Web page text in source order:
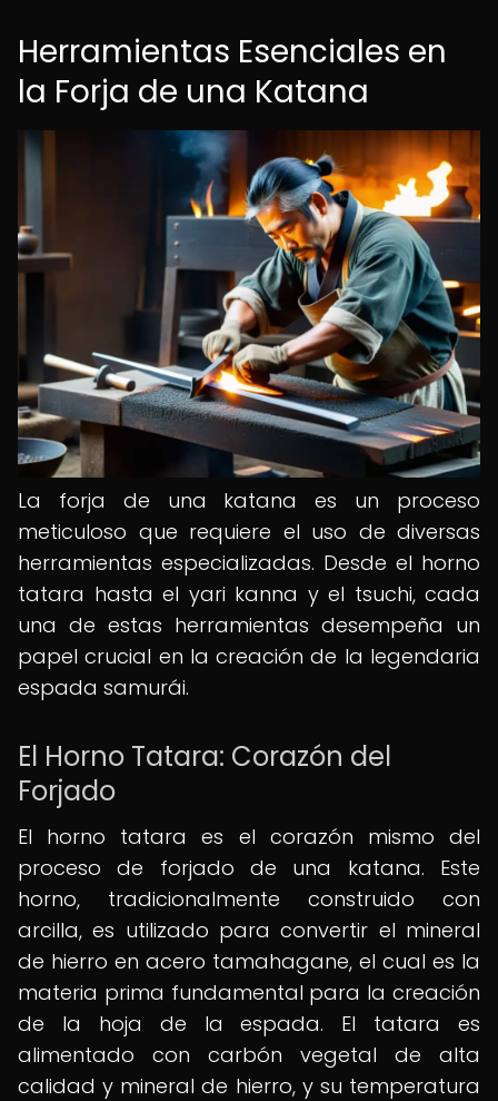
Herramientas Esenciales en
la Forja de una Katana
La forja de una katana es un proceso
meticuloso que requiere el uso de diversas
herramientas especializadas. Desde el horno
tatara hasta el yari kanna y el tsuchi, cada
una de estas herramientas desempeña un
papel crucial en la creación de la legendaria
espada samurái.
El Horno Tatara: Corazón del
Forjado
El horno tatara es el corazón mismo del
proceso de forjado de una katana. Este
horno, tradicionalmente construido con
arcilla, es utilizado para convertir el mineral
de hierro en acero tamahagane, el cual es la
materia prima fundamental para la creación
de la hoja de la espada. El tatara es
alimentado con carbón vegetal de alta
calidad y mineral de hierro, y su temperatura